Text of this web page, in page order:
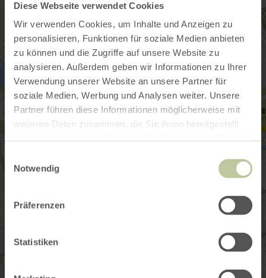
Diese Webseite verwendet Cookies
Wir verwenden Cookies, um Inhalte und Anzeigen zu
personalisieren, Funktionen für soziale Medien anbieten
zu können und die Zugriffe auf unsere Website zu
analysieren. Außerdem geben wir Informationen zu Ihrer
Verwendung unserer Website an unsere Partner für
soziale Medien, Werbung und Analysen weiter. Unsere
Partner führen diese Informationen möglicherweise mit
weiteren Daten zusammen, die Sie ihnen bereitgestellt
Notwendig
Präferenzen
Statistiken